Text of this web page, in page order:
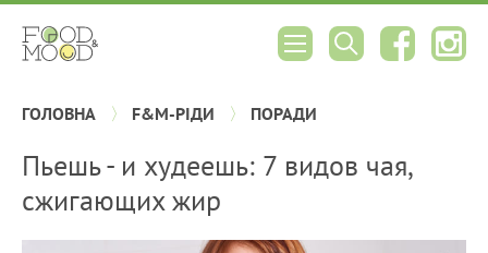
ГОЛОВНА F&M-РІДИ ПОРАДИ
Пьешь - и худеешь: 7 видов чая,
сжигающих жир